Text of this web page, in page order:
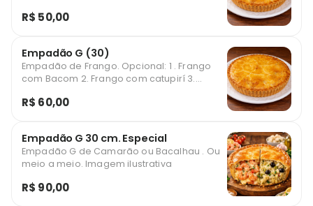
Azeitona Imagem ilustrativa
R$ 50,00
Empadão G (30)
Empadão de Frango. Opcional: 1 . Frango
com Bacom 2. Frango com catupirí 3.
Azeitona Imagem ilustrativa
R$ 60,00
Empadão G 30 cm. Especial
Empadão G de Camarão ou Bacalhau . Ou
meio a meio. Imagem ilustrativa
R$ 90,00